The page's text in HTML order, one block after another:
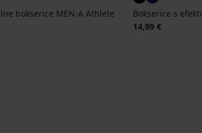
bokserice MEN-A Athlete
Bokserice s
14,99 €